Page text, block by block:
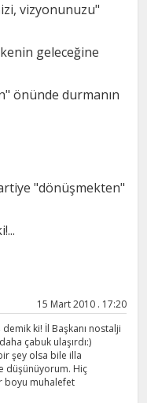
vizyonunuzu"
geleceğine
önünde durmanın
"dönüşmekten"
15 Mart 2010 . 17:20
ki! İl Başkanı nostalji
çabuk ulaşırdı:)
şey olsa bile illa
düşünüyorum. Hiç
boyu muhalefet